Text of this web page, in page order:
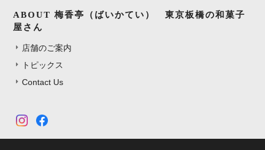
ABOUT 梅香亭（ばいかてい） 東京板橋の和菓子
屋さん
店舗のご案内
トピックス
Contact Us